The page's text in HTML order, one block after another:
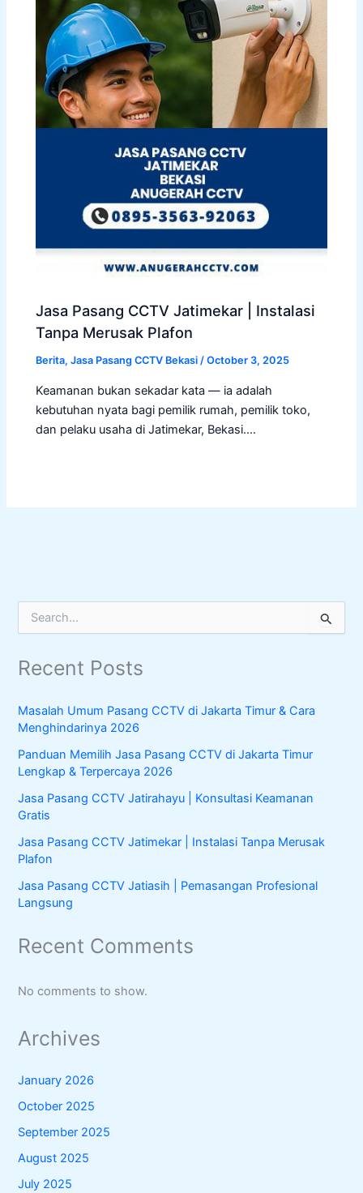
Jasa Pasang CCTV Jatimekar | Instalasi
Tanpa Merusak Plafon
Berita,Jasa Pasang CCTV Bekasi /October 3, 2025
Keamanan bukan sekadar kata — ia adalah
kebutuhan nyata bagi pemilik rumah, pemilik toko,
dan pelaku usaha di Jatimekar, Bekasi.…
e
r
f
o
r
:
Recent Posts
Masalah Umum Pasang CCTV di Jakarta Timur & Cara
Menghindarinya 2026
Panduan Memilih Jasa Pasang CCTV di Jakarta Timur
Lengkap & Terpercaya 2026
Jasa Pasang CCTV Jatirahayu | Konsultasi Keamanan
Gratis
Jasa Pasang CCTV Jatimekar | Instalasi Tanpa Merusak
Plafon
Jasa Pasang CCTV Jatiasih | Pemasangan Profesional
Langsung
Recent Comments
No comments to show.
Archives
January 2026
October 2025
September 2025
August 2025
July 2025